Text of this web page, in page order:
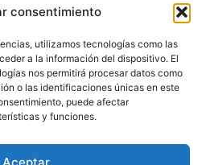
consentimiento
utilizamos tecnologías como las
a la información del dispositivo. El
nos permitirá procesar datos como
o las identificaciones únicas en este
puede afectar
y funciones.
Aceptar